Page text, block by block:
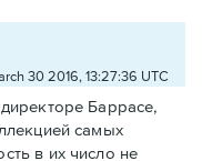
30 2016, 13:27:36 UTC
Баррасе,
самых
в их число не